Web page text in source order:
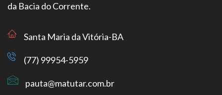
da Bacia do Corrente.
Santa Maria da Vitória-BA
(77) 99954-5959
pauta@matutar.com.br